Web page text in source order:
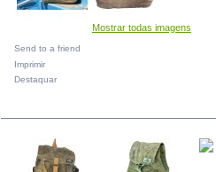
Mostrar todas imagens
Send to a friend
Imprimir
Destaquar